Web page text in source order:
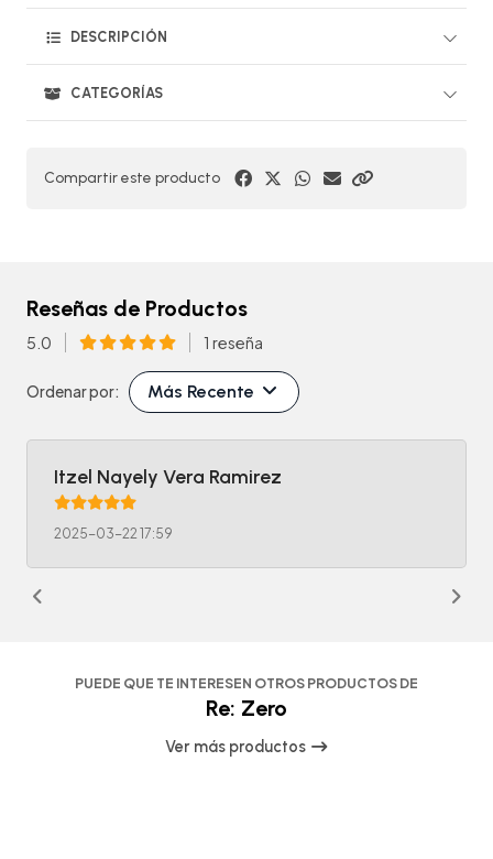
DESCRIPCIÓN
CATEGORÍAS
Compartir este producto
Reseñas de Productos
5.0 1 reseña
Ordenar por: Más Recente
Itzel Nayely Vera Ramirez
2025-03-22 17:59
PUEDE QUE TE INTERESEN OTROS PRODUCTOS DE
Re: Zero
Ver más productos